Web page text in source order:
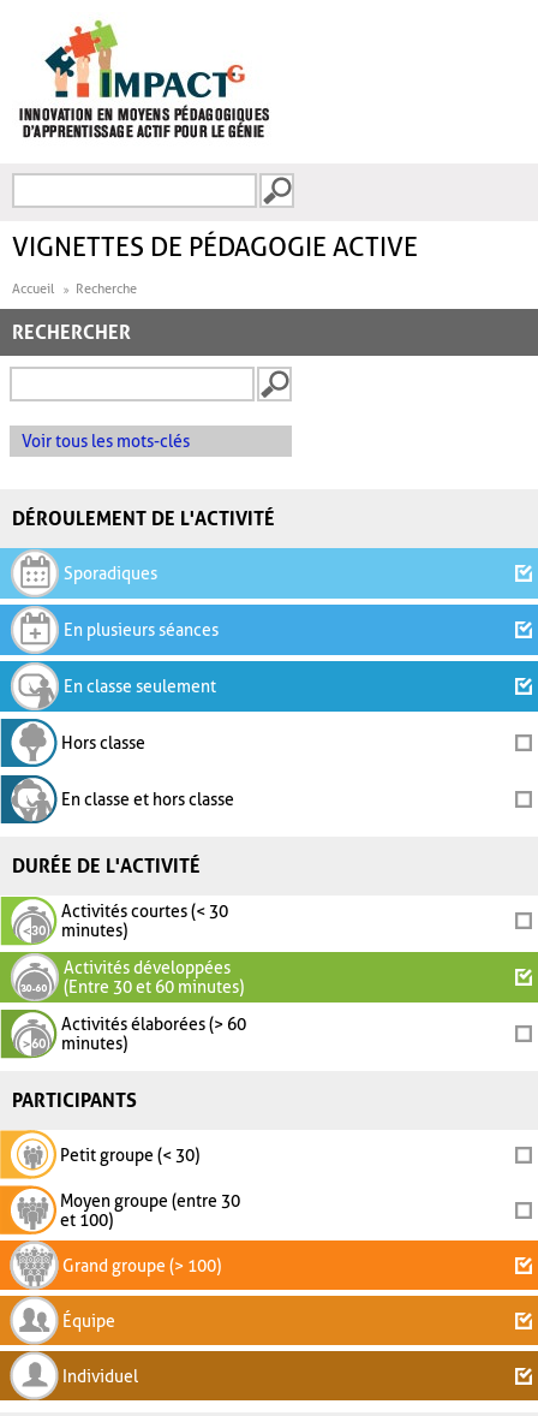
FORMULAIRE DE
VIGNETTES DE PÉDAGOGIE ACTIVE
Accueil Recherche
RECHERCHER
Voir tous les mots-clés
DÉROULEMENT DE L'ACTIVITÉ
Sporadiques
En plusieurs séances
En classe seulement
Hors classe
En classe et hors classe
DURÉE DE L'ACTIVITÉ
Activités courtes (< 30
minutes)
Activités développées
(Entre 30 et 60 minutes)
Activités élaborées (> 60
minutes)
PARTICIPANTS
Petit groupe (< 30)
Moyen groupe (entre 30
et 100)
Grand groupe (> 100)
Équipe
Individuel